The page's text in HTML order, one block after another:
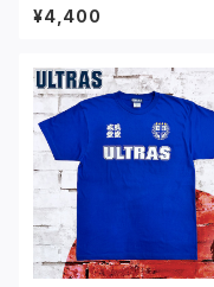
ャツ ブルー
¥4,400